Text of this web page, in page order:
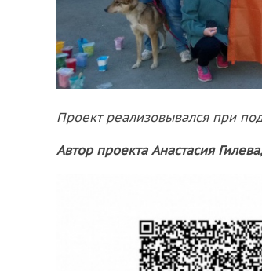
Проект реализовывался при
Автор проекта Анастасия